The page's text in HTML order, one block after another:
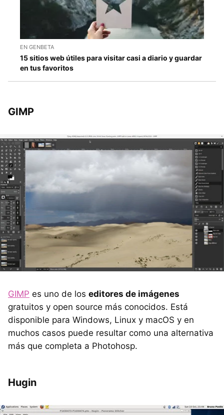
EN GENBETA
15 sitios web útiles para visitar casi a diario y guardar
en tus favoritos
GIMP
GIMP es uno de los editores de imágenes
gratuitos y open source más conocidos. Está
disponible para Windows, Linux y macOS y en
muchos casos puede resultar como una alternativa
más que completa a Photohosp.
Hugin